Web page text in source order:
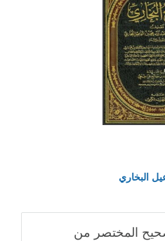
البخاري
المختصر من